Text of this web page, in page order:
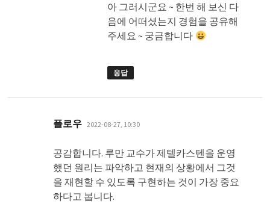
아 그러시군요 ~ 한번 해 보신 다
음에 어떠셨는지 경험을 공유해
주세요 ~ 궁금합니다
응답
플로우 댓
글:
2022-08-27, 10:30
공감합니다. 루만 교수가 제텔카스텐을 운영
했던 원리는 파악하고 현재의 상황에서 그것
을 재현할 수 있도록 구현하는 것이 가장 중요
하다고 봅니다.